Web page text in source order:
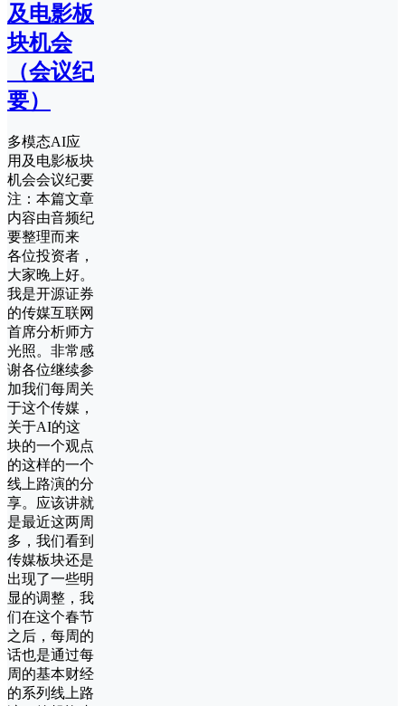
及电影板
块机会
（会议纪
要）
多模态AI应
用及电影板块
机会会议纪要
注：本篇文章
内容由音频纪
要整理而来
各位投资者，
大家晚上好。
我是开源证券
的传媒互联网
首席分析师方
光照。非常感
谢各位继续参
加我们每周关
于这个传媒，
关于AI的这
块的一个观点
的这样的一个
线上路演的分
享。应该讲就
是最近这两周
多，我们看到
传媒板块还是
出现了一些明
显的调整，我
们在这个春节
之后，每周的
话也是通过每
周的基本财经
的系列线上路